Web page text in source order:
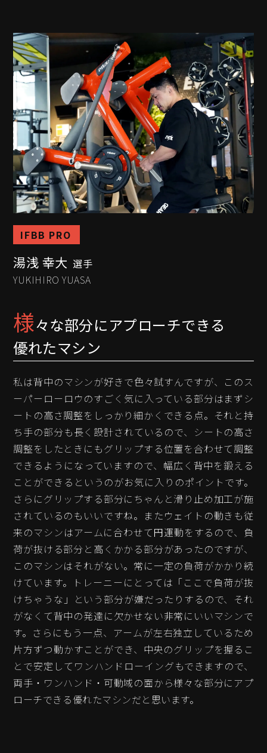
IFBB PRO
湯浅 幸大 選手
YUKIHIRO YUASA
様々な部分にアプローチできる
優れたマシン
私は背中のマシンが好きで色々試すんですが、このス
ーパーローロウのすごく気に入っている部分はまずシ
ートの高さ調整をしっかり細かくできる点。それと持
ち手の部分も長く設計されているので、シートの高さ
調整をしたときにもグリップする位置を合わせて調整
できるようになっていますので、幅広く背中を鍛える
ことができるというのがお気に入りのポイントです。
さらにグリップする部分にちゃんと滑り止め加工が施
されているのもいいですね。またウェイトの動きも従
来のマシンはアームに合わせて円運動をするので、負
荷が抜ける部分と高くかかる部分があったのですが、
このマシンはそれがない。常に一定の負荷がかかり続
けています。トレーニーにとっては「ここで負荷が抜
けちゃうな」という部分が嫌だったりするので、それ
がなくて背中の発達に欠かせない非常にいいマシンで
す。さらにもう一点、アームが左右独立しているため
片方ずつ動かすことができ、中央のグリップを握るこ
とで安定してワンハンドローイングもできますので、
両手・ワンハンド・可動域の面から様々な部分にアプ
ローチできる優れたマシンだと思います。